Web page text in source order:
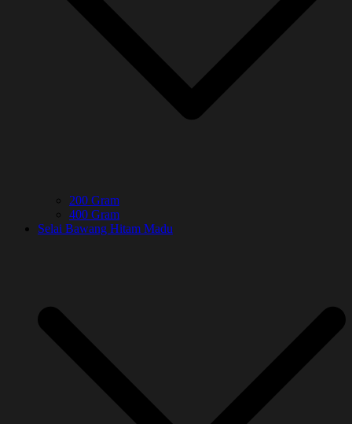
200 Gram
400 Gram
Selai Bawang Hitam Madu